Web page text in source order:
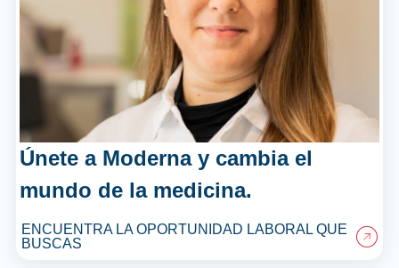
Únete a Moderna y cambia el
mundo de la medicina.
ENCUENTRA LA OPORTUNIDAD LABORAL QUE
BUSCAS